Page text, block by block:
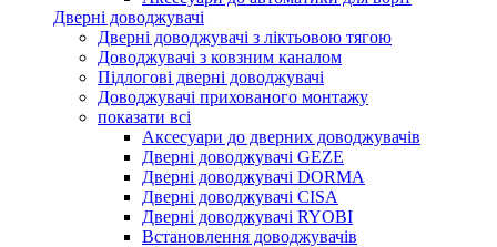
Дверні доводжувачі
Дверні доводжувачі з ліктьовою тягою
Доводжувачі з ковзним каналом
Підлогові дверні доводжувачі
Доводжувачі прихованого монтажу
показати всі
Аксесуари до дверних доводжувачів
Дверні доводжувачі GEZE
Дверні доводжувачі DORMA
Дверні доводжувачі CISA
Дверні доводжувачі RYOBI
Встановлення доводжувачів